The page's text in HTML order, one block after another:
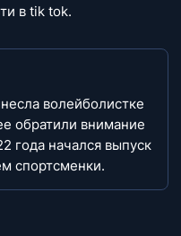
в tik tok.
волейболистке
обратили внимание
года начался выпуск
спортсменки.